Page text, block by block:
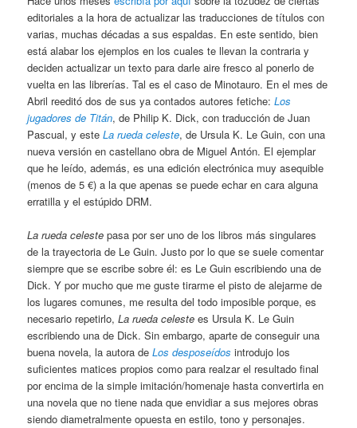
editoriales a la hora de actualizar las traducciones de títulos con
varias, muchas décadas a sus espaldas. En este sentido, bien
está alabar los ejemplos en los cuales te llevan la contraria y
deciden actualizar un texto para darle aire fresco al ponerlo de
vuelta en las librerías. Tal es el caso de Minotauro. En el mes de
Abril reeditó dos de sus ya contados autores fetiche:Los
jugadores de Titán, de Philip K. Dick, con traducción de Juan
Pascual, y esteLa rueda celeste, de Ursula K. Le Guin, con una
nueva versión en castellano obra de Miguel Antón. El ejemplar
que he leído, además, es una edición electrónica muy asequible
(menos de 5 €) a la que apenas se puede echar en cara alguna
erratilla y el estúpido DRM.
La rueda celeste pasa por ser uno de los libros más singulares
de la trayectoria de Le Guin. Justo por lo que se suele comentar
siempre que se escribe sobre él: es Le Guin escribiendo una de
Dick. Y por mucho que me guste tirarme el pisto de alejarme de
los lugares comunes, me resulta del todo imposible porque, es
necesario repetirlo,La rueda celeste es Ursula K. Le Guin
escribiendo una de Dick. Sin embargo, aparte de conseguir una
buena novela, la autora deLos desposeídos introdujo los
suficientes matices propios como para realzar el resultado final
por encima de la simple imitación/homenaje hasta convertirla en
una novela que no tiene nada que envidiar a sus mejores obras
siendo diametralmente opuesta en estilo, tono y personajes.